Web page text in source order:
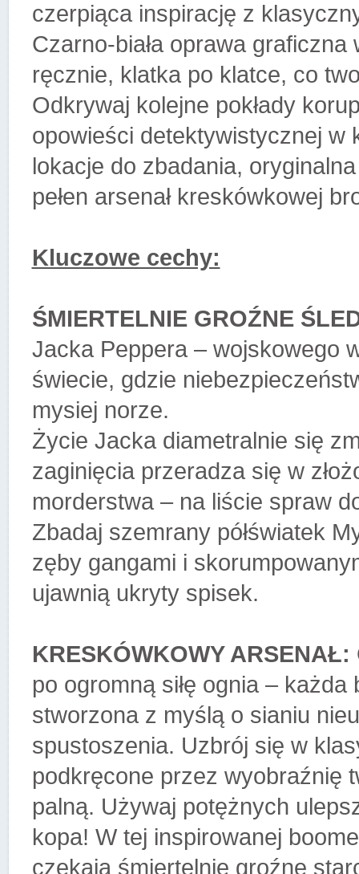
czerpiąca inspirację z
Czarno-biała oprawa
ręcznie, klatka po klatce, co
Odkrywaj kolejne pokłady
opowieści detektywistycznej w
lokacje do zbadania,
pełen arsenał kreskówkowej
Kluczowe cechy:
ŚMIERTELNIE GROŹNE
Jacka Peppera – wojskowego
świecie, gdzie
mysiej norze.
Życie Jacka diametralnie się
zaginięcia przeradza się w
morderstwa – na liście spraw
Zbadaj szemrany półświatek
zęby gangami i
ujawnią ukryty spisek.
KRESKÓWKOWY ARSENAŁ:
po ogromną siłę ognia –
stworzona z myślą o sianiu
spustoszenia. Uzbrój się w
podkręcone przez wyobraźnię
palną. Używaj potężnych
kopa! W tej inspirowanej
czekają śmiertelnie groźne